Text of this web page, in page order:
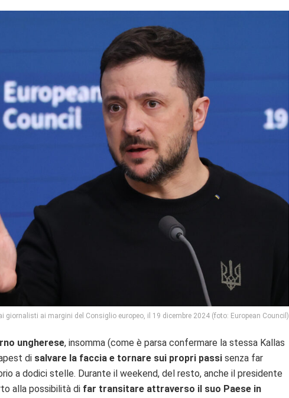
giornalisti ai margini del Consiglio europeo, il 19 dicembre 2024 (foto: European Council)
ungherese, insomma (come è parsa confermare la stessa Kallas
di salvare la faccia e tornare sui propri passi senza far
a dodici stelle. Durante il weekend, del resto, anche il presidente
alla possibilità di far transitare attraverso il suo Paese in